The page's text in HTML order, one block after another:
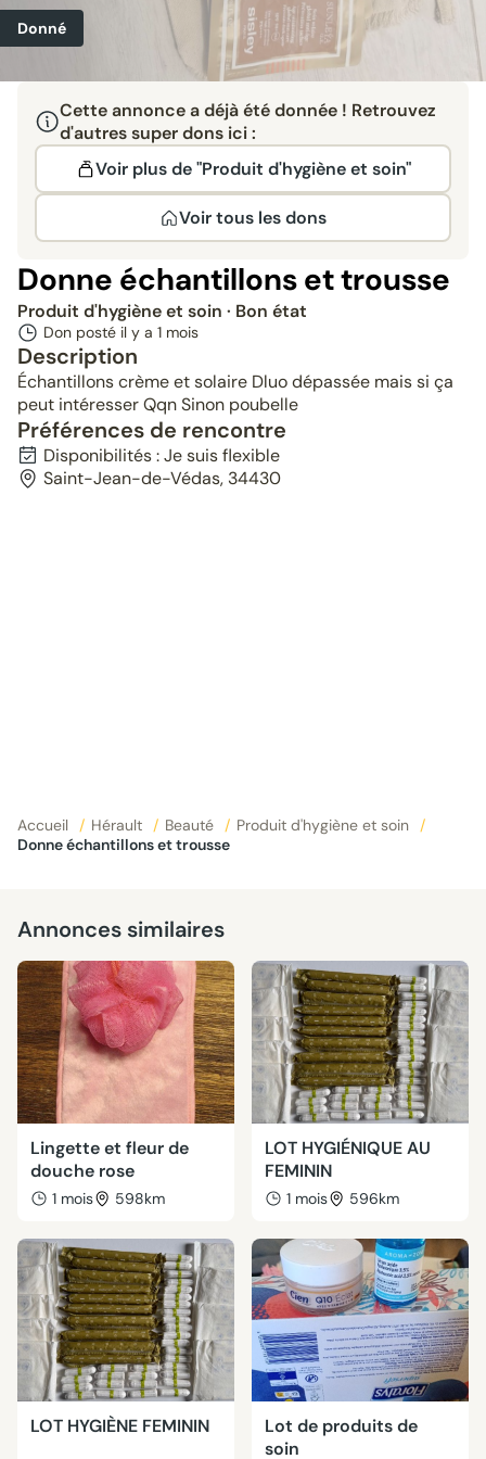
Donné
Cette annonce a déjà été donnée ! Retrouvez
d'autres super dons ici :
Voir plus de "Produit d'hygiène et soin"
Voir tous les dons
Donne échantillons et trousse
Produit d'hygiène et soin · Bon état
Don posté il y a 1 mois
Description
Échantillons crème et solaire Dluo dépassée mais si ça
peut intéresser Qqn Sinon poubelle
Préférences de rencontre
Disponibilités : Je suis flexible
Saint-Jean-de-Védas, 34430
Accueil / Hérault / Beauté / Produit d'hygiène et soin
/
Donne échantillons et trousse
Annonces similaires
Lingette et fleur de
douche rose
1 mois 598km
LOT HYGIÉNIQUE AU
FEMININ
1 mois 596km
LOT HYGIÈNE FEMININ
Lot de produits de
soin